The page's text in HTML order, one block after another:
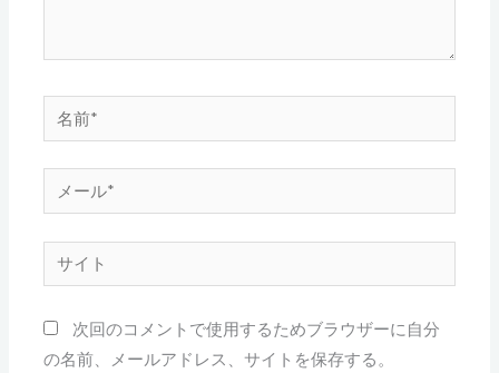
前
*
ー
ル
イ
次回のコメントで使用するためブラウザーに自分
の名前、メールアドレス、サイトを保存する。